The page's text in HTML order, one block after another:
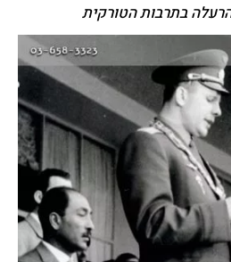
בתרבות הטורקית